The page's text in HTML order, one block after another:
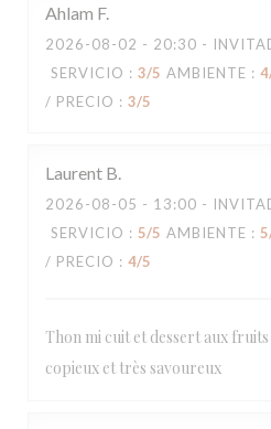
Ahlam F
2026-08-02 - 20:30 -
SERVICIO : 3/5 AMBIENTE : 4
/ PRECIO : 3/5
Laurent B
2026-08-05 - 13:00 -
SERVICIO : 5/5 AMBIENTE : 5
/ PRECIO : 4/5
Thon mi cuit et dessert aux
copieux et très savoureux